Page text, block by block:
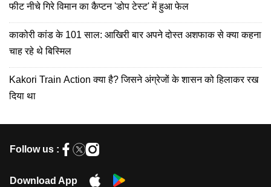
फीट नीचे गिरे विमान का कैप्टन 'डोप टेस्ट' में हुआ फेल
काकोरी कांड के 101 साल: आखिरी बार अपने दोस्त अशफाक से क्या कहना
चाह रहे थे बिस्मिल
Kakori Train Action क्या है? जिसने अंग्रेजों के शासन को हिलाकर रख
दिया था
Follow us :
Download App